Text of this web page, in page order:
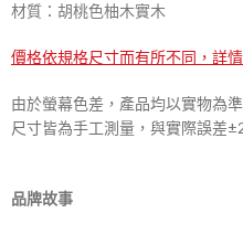
材質：胡桃色柚木實木
價格依規格尺寸而有所不同，詳
由於螢幕色差，產品均以實物為準
尺寸皆為手工測量，與實際誤差
品牌故事